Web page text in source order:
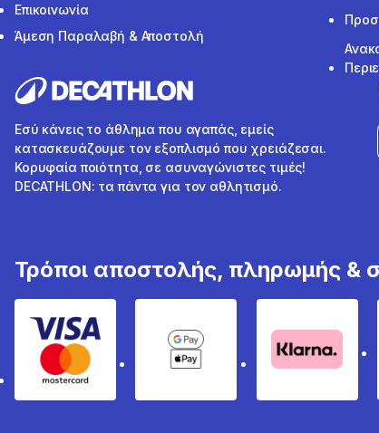
Επικοινωνία
Άμεση Παραλαβή & Αποστολή
Εσύ κάνεις το άθλημα που αγαπάς, εμείς
κατασκευάζουμε τον εξοπλισμό που χρειάζεσαι.
Κορυφαία ποιότητα, σε ασυναγώνιστες τιμές!
DECATHLON: τα πάντα για τον αθλητισμό.
Τρόποι αποστολής, πληρωμής &
Visa & MastercardGoogle Pay & Apple Pay
Klarna